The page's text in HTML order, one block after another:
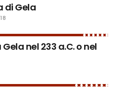
di Gela
nel 233 a.C. o nel